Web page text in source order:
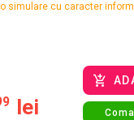
simulare cu caracter
lei